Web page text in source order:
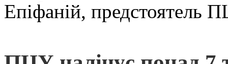
Епіфаній, предстоятель